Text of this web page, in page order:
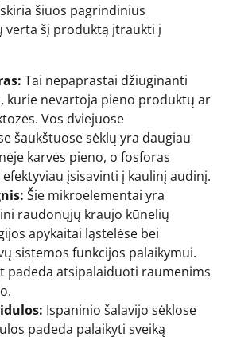
šiuos pagrindinius
verta šį produktą įtraukti į
Tai nepaprastai džiuginanti
kurie nevartoja pieno produktų ar
Vos dviejuose
šaukštuose sėklų yra daugiau
karvės pieno, o fosforas
efektyviau įsisavinti į kaulinį audinį.
Šie mikroelementai yra
raudonųjų kraujo kūnelių
apykaitai ląstelėse bei
sistemos funkcijos palaikymui.
padeda atsipalaiduoti raumenims
Ispaninio šalavijo sėklose
padeda palaikyti sveiką